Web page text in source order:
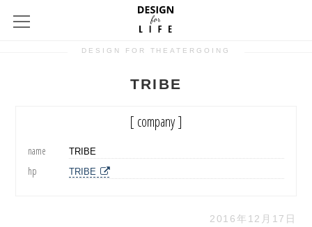
DESIGN FOR THEATERGOING
TRIBE
[ company ]
name TRIBE
hp TRIBE
2016年12月17日